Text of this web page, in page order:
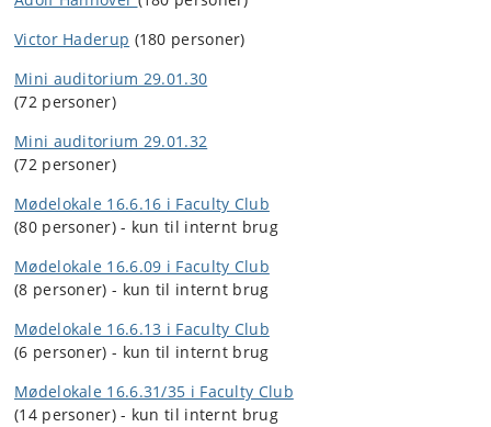
Victor Haderup (180 personer)
Mini auditorium 29.01.30
(72 personer)
Mini auditorium 29.01.32
(72 personer)
Mødelokale 16.6.16 i Faculty Club
(80 personer) - kun til internt brug
Mødelokale 16.6.09 i Faculty Club
(8 personer) - kun til internt brug
Mødelokale 16.6.13 i Faculty Club
(6 personer) - kun til internt brug
Mødelokale 16.6.31/35 i Faculty Club
(14 personer) - kun til internt brug